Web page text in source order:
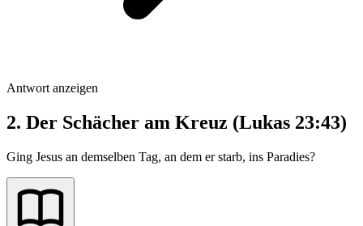
Antwort anzeigen
2. Der Schächer am Kreuz (Lukas 23:43)
Ging Jesus an demselben Tag, an dem er starb, ins Paradies?